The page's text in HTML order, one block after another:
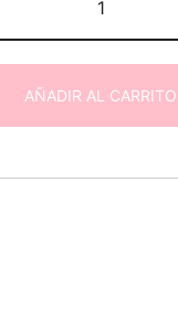
Sant
Jordi
Rosa
AÑADIR AL CARRITO